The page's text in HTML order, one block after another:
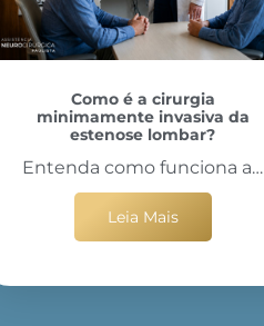
Como é a cirurgia
minimamente invasiva da
estenose lombar?
Entenda como funciona a…
Leia Mais